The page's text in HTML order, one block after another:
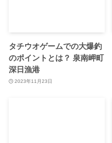
タチウオゲームでの大爆釣
のポイントとは？ 泉南岬町
深日漁港
2023年11月23日